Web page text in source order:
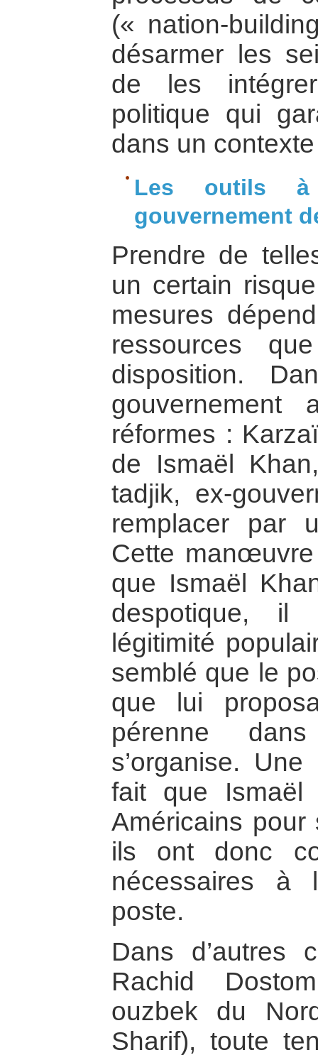
(« nation-
désarmer les
de les
politique qui
dans un
Les outils
gouvernement
Prendre de
un certain
mesures
ressources
disposition.
réformes :
de Ismaël
tadjik, ex-
remplacer par
Cette
que Ismaël
despotique, il
légitimité
semblé que le
que lui
pérenne
s’organise.
fait que Ismaël
Américains pour
ils ont donc
nécessaires à
poste.
Dans d’autres
Rachid
ouzbek du
Sharif), toute